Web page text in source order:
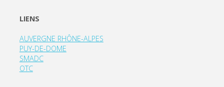
LIENS
AUVERGNE RHÔNE-ALPES
PUY-DE-DOME
SMADC
OTC